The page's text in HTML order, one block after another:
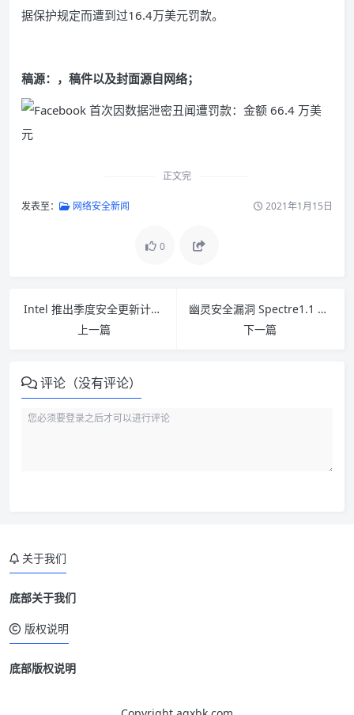
据保护规定而遭到过16.4万美元罚款。
稿源： ，稿件以及封面源自网络；
正文完
发表至： 网络安全新闻 2021年1月15日
0
Intel 推出季度安全更新计划：首波 13 个补丁含幽灵变种
上一篇
幽灵安全漏洞 Spectre1.1 新变种曝光 源于投机执行与缓冲区溢出
下一篇
评论（没有评论）
关于我们
底部关于我们
版权说明
底部版权说明